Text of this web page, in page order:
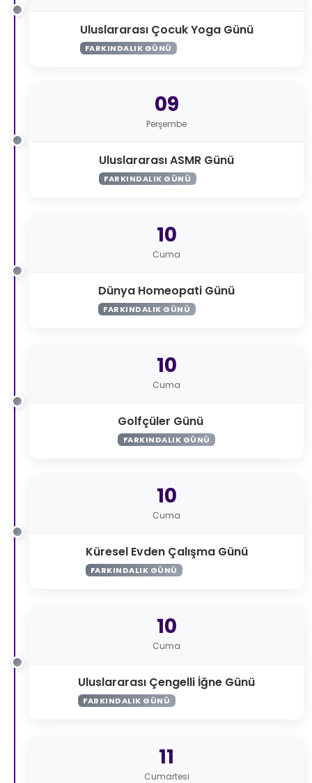
Uluslararası Çocuk Yoga Günü
FARKINDALIK GÜNÜ
09
Perşembe
Uluslararası ASMR Günü
FARKINDALIK GÜNÜ
10
Cuma
Dünya Homeopati Günü
FARKINDALIK GÜNÜ
10
Cuma
Golfçüler Günü
FARKINDALIK GÜNÜ
10
Cuma
Küresel Evden Çalışma Günü
FARKINDALIK GÜNÜ
10
Cuma
Uluslararası Çengelli İğne Günü
FARKINDALIK GÜNÜ
11
Cumartesi